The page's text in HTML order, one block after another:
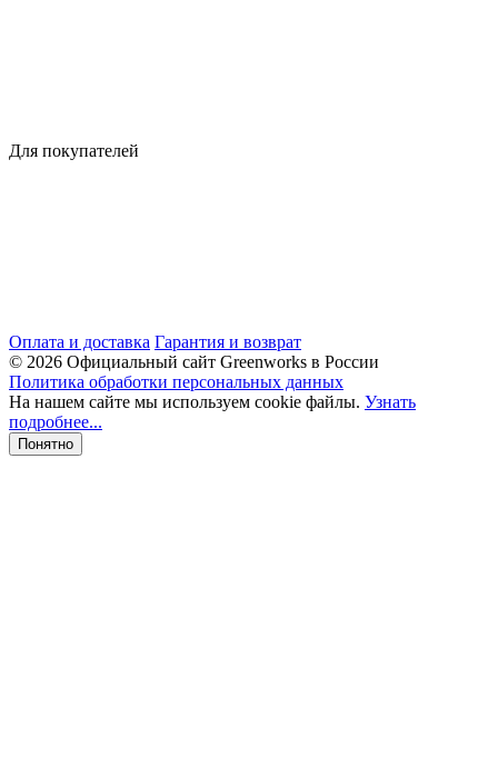
Для покупателей
Оплата и доставка Гарантия и возврат
© 2026 Официальный сайт Greenworks в России
Политика обработки персональных данных
На нашем сайте мы используем cookie файлы. Узнать
подробнее...
Понятно